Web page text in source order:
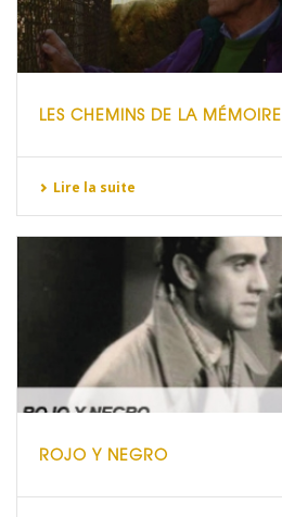
LES CHEMINS DE LA MÉMOIRE
Lire la suite
ROJO Y NEGRO